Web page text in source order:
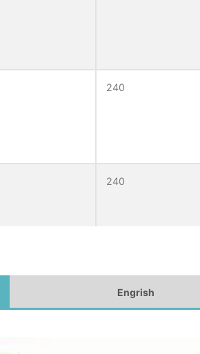
240
240
Engrish